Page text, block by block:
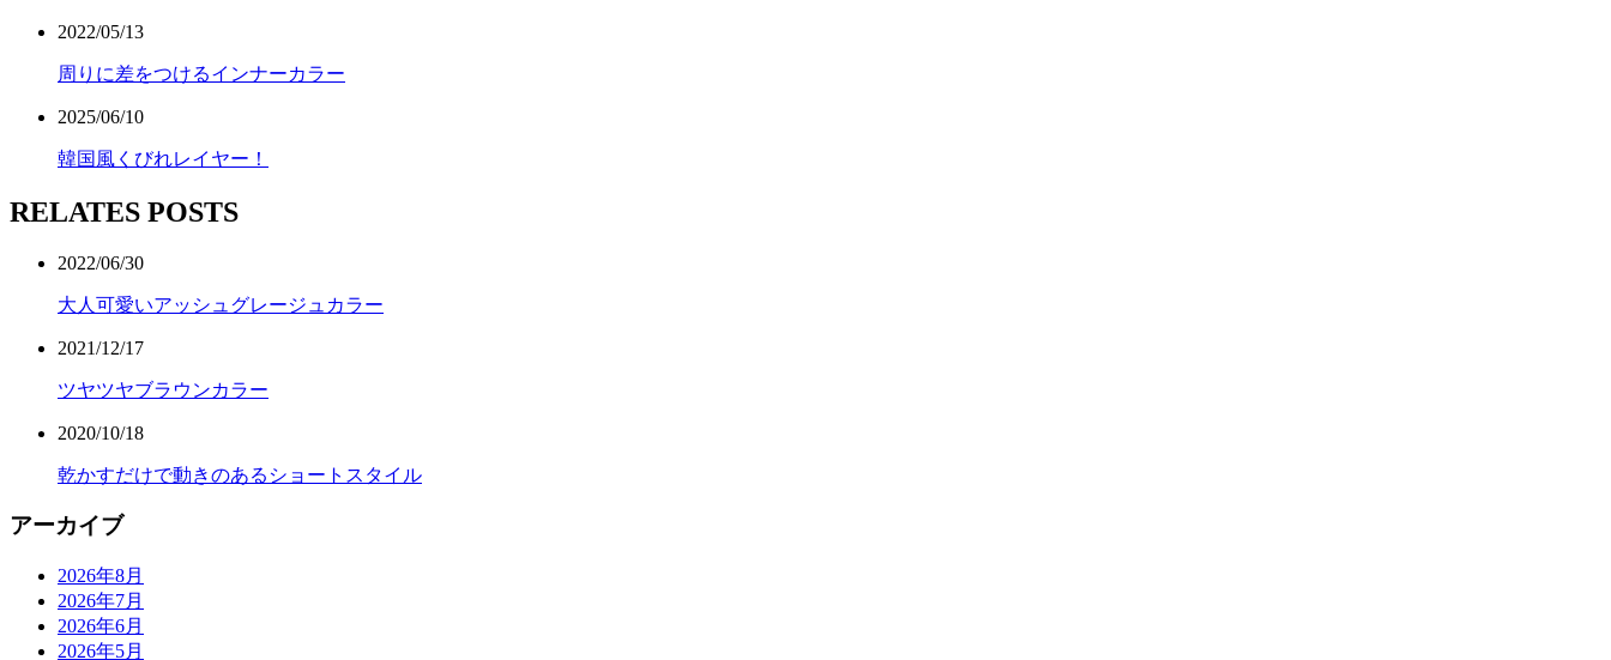
2022/05/13
周りに差をつけるインナーカラー
2025/06/10
韓国風くびれレイヤー！
RELATES POSTS
2022/06/30
大人可愛いアッシュグレージュカラー
2021/12/17
ツヤツヤブラウンカラー
2020/10/18
乾かすだけで動きのあるショートスタイル
アーカイブ
2026年8月
2026年7月
2026年6月
2026年5月